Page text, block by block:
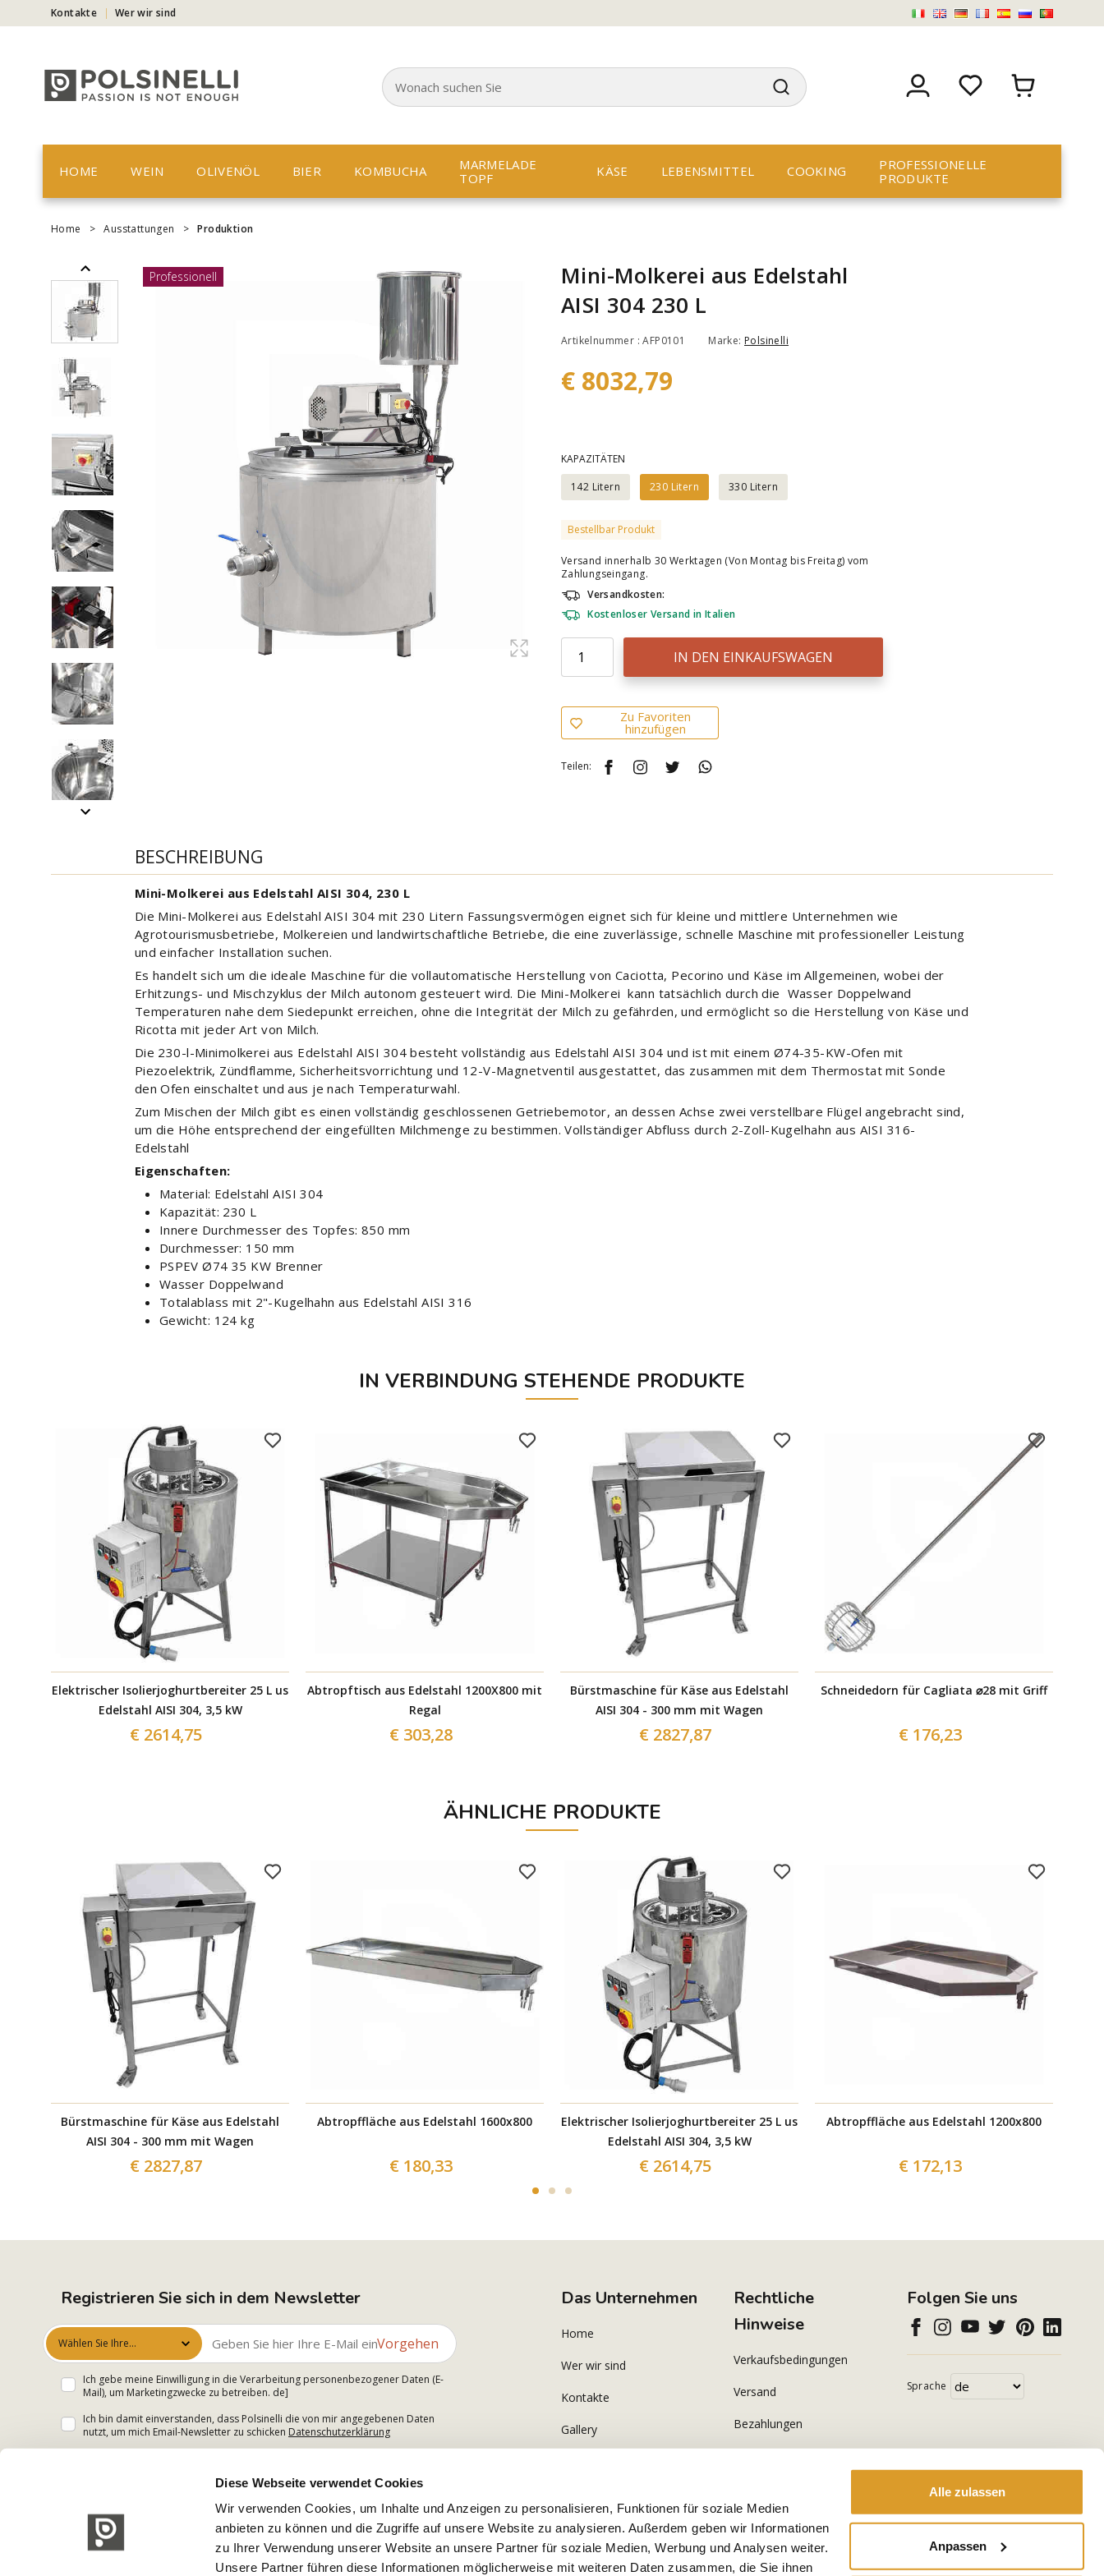
Diese Webseite verwendet Cookies
Wir verwenden Cookies, um Inhalte und Anzeigen zu personalisieren, Funktionen für soziale Medien
anbieten zu können und die Zugriffe auf unsere Website zu analysieren. Außerdem geben wir Informationen
zu Ihrer Verwendung unserer Website an unsere Partner für soziale Medien, Werbung und Analysen weiter.
Unsere Partner führen diese Informationen möglicherweise mit weiteren Daten zusammen, die Sie ihnen
Alle zulassen
Anpassen
Kontakte Wer wir sind
HOME WEIN OLIVENÖL BIER KOMBUCHA
MARMELADE
TOPF
KÄSE LEBENSMITTEL COOKING
PROFESSIONELLE
PRODUKTE
Home > Ausstattungen > Produktion
Professionell
Mini-Molkerei aus Edelstahl
AISI 304 230 L
Artikelnummer : AFP0101 Marke: Polsinelli
€ 8032,79
KAPAZITÄTEN
142 Litern
230 Litern 330 Litern
Bestellbar Produkt
Versand innerhalb 30 Werktagen (Von Montag bis Freitag) vom
Zahlungseingang.
Versandkosten:
Kostenloser Versand in Italien
IN DEN EINKAUFSWAGEN
Zu Favoriten
hinzufügen
Teilen:
BESCHREIBUNG
Mini-Molkerei aus Edelstahl AISI 304, 230 L
Die Mini-Molkerei aus Edelstahl AISI 304 mit 230 Litern Fassungsvermögen eignet sich für kleine und mittlere Unternehmen wie
Agrotourismusbetriebe, Molkereien und landwirtschaftliche Betriebe, die eine zuverlässige, schnelle Maschine mit professioneller Leistung
und einfacher Installation suchen.
Es handelt sich um die ideale Maschine für die vollautomatische Herstellung von Caciotta, Pecorino und Käse im Allgemeinen, wobei der
Erhitzungs- und Mischzyklus der Milch autonom gesteuert wird. Die Mini-Molkerei kann tatsächlich durch die Wasser Doppelwand
Temperaturen nahe dem Siedepunkt erreichen, ohne die Integrität der Milch zu gefährden, und ermöglicht so die Herstellung von Käse und
Ricotta mit jeder Art von Milch.
Die 230-l-Minimolkerei aus Edelstahl AISI 304 besteht vollständig aus Edelstahl AISI 304 und ist mit einem Ø74-35-KW-Ofen mit
Piezoelektrik, Zündflamme, Sicherheitsvorrichtung und 12-V-Magnetventil ausgestattet, das zusammen mit dem Thermostat mit Sonde
den Ofen einschaltet und aus je nach Temperaturwahl.
Zum Mischen der Milch gibt es einen vollständig geschlossenen Getriebemotor, an dessen Achse zwei verstellbare Flügel angebracht sind,
um die Höhe entsprechend der eingefüllten Milchmenge zu bestimmen. Vollständiger Abfluss durch 2-Zoll-Kugelhahn aus AISI 316-
Edelstahl
Eigenschaften:
Material: Edelstahl AISI 304
Kapazität: 230 L
Innere Durchmesser des Topfes: 850 mm
Durchmesser: 150 mm
PSPEV Ø74 35 KW Brenner
Wasser Doppelwand
Totalablass mit 2"-Kugelhahn aus Edelstahl AISI 316
Gewicht: 124 kg
IN VERBINDUNG STEHENDE PRODUKTE
Elektrischer Isolierjoghurtbereiter 25 L us
Edelstahl AISI 304, 3,5 kW
€ 2614,75
Abtropftisch aus Edelstahl 1200X800 mit
Regal
€ 303,28
Bürstmaschine für Käse aus Edelstahl
AISI 304 - 300 mm mit Wagen
€ 2827,87
Schneidedorn für Cagliata ⌀28 mit Griff
€ 176,23
ÄHNLICHE PRODUKTE
Bürstmaschine für Käse aus Edelstahl
AISI 304 - 300 mm mit Wagen
€ 2827,87
Abtropffläche aus Edelstahl 1600x800
€ 180,33
Elektrischer Isolierjoghurtbereiter 25 L us
Edelstahl AISI 304, 3,5 kW
€ 2614,75
Abtropffläche aus Edelstahl 1200x800
€ 172,13
Registrieren Sie sich in dem Newsletter
Wählen Sie Ihre
Interessen aus
Vorgehen
Ich gebe meine Einwilligung in die Verarbeitung personenbezogener Daten (E-
Mail), um Marketingzwecke zu betreiben. de]
Ich bin damit einverstanden, dass Polsinelli die von mir angegebenen Daten
nutzt, um mich Email-Newsletter zu schicken Datenschutzerklärung
Das Unternehmen
Home
Wer wir sind
Kontakte
Gallery
Rechtliche
Hinweise
Verkaufsbedingungen
Versand
Bezahlungen
Folgen Sie uns
Sprache